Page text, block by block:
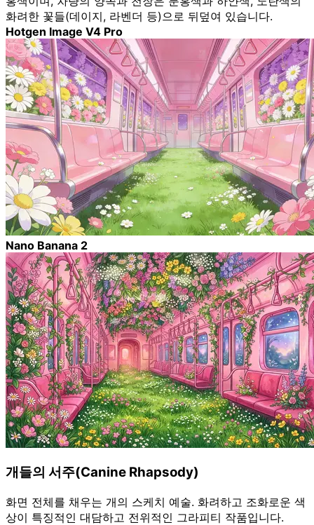
화려한 꽃들(데이지, 라벤더 등)으로 뒤덮여 있습니다.
Hotgen Image V4 Pro
Nano Banana 2
개들의 서주(Canine Rhapsody)
화면 전체를 채우는 개의 스케치 예술. 화려하고 조화로운 색
상이 특징적인 대담하고 전위적인 그라피티 작품입니다.